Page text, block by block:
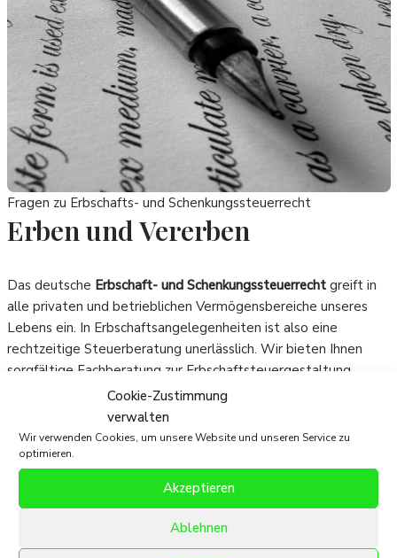
Cookie-Zustimmung
verwalten
Wir verwenden Cookies, um unsere Website und unseren Service zu
optimieren.
Akzeptieren
Ablehnen
Fragen zu Erbschafts- und Schenkungssteuerrecht
Erben und Vererben
Das deutsche Erbschaft- und Schenkungssteuerrechtgreift in
alle privaten und betrieblichen Vermögensbereiche unseres
Lebens ein. In Erbschaftsangelegenheiten ist also eine
rechtzeitige Steuerberatung unerlässlich. Wir bieten Ihnen
sorgfältige Fachberatung zur Erbschaftsteuergestaltung.
Wer in einem Testament nicht bedacht worden
ist, findet Trost in dem Gedanken, dass der
Verstorbene ihm vermutlich die Erbschaftsteuer
ersparen wollte.